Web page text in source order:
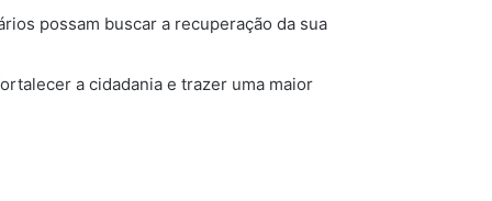
possam buscar a recuperação da sua
a cidadania e trazer uma maior